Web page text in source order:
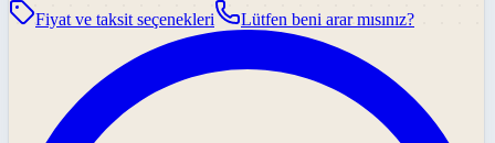
Fiyat ve taksit seçenekleri
Lütfen beni arar mısınız?